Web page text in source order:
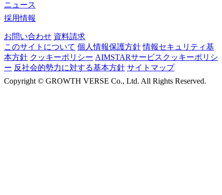
ニュース
採用情報
お問い合わせ 資料請求
このサイトについて 個人情報保護方針 情報セキュリティ基
本方針 クッキーポリシー AIMSTARサービスクッキーポリシ
ー 反社会的勢力に対する基本方針 サイトマップ
Copyright © GROWTH VERSE Co., Ltd. All Rights Reserved.